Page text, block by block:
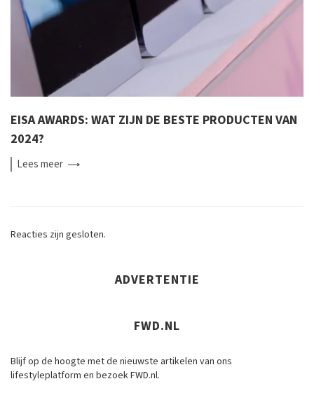
EISA AWARDS: WAT ZIJN DE BESTE PRODUCTEN VAN
2024?
Leesmeer
Reacties zijn gesloten.
ADVERTENTIE
FWD.NL
Blijf op de hoogte met de nieuwste artikelen van ons
lifestyleplatform en bezoek FWD.nl.